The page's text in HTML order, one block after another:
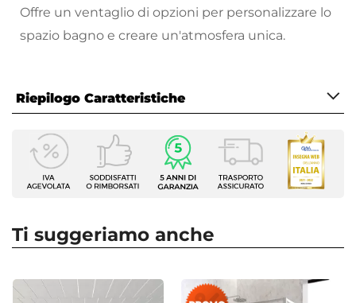
Offre un ventaglio di opzioni per personalizzare lo
spazio bagno e creare un'atmosfera unica.
Riepilogo Caratteristiche
Caratteristiche Generali
Tipologia Set
Miscelatore - Braccio - Soffione - Doccino
Serie
Colore
Ti suggeriamo anche